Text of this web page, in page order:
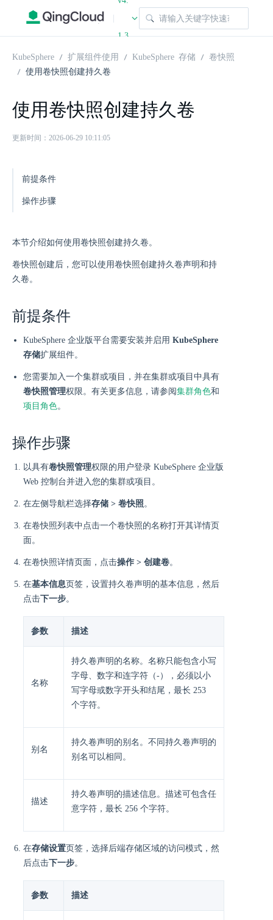
|
1.3
KubeSphere 扩展组件使用 KubeSphere 存储
卷快照
使用卷快照创建持久卷
使用卷快照创建持久卷
更新时间：2026-06-29 10:11:05
前提条件
操作步骤
本节介绍如何使用卷快照创建持久卷。
卷快照创建后，您可以使用卷快照创建持久卷声明和持
久卷。
前提条件
KubeSphere 企业版平台需要安装并启用 KubeSphere
存储扩展组件。
您需要加入一个集群或项目，并在集群或项目中具有
卷快照管理权限。有关更多信息，请参阅集群角色和
项目角色。
操作步骤
以具有卷快照管理权限的用户登录 KubeSphere 企业版
Web 控制台并进入您的集群或项目。
在左侧导航栏选择存储 > 卷快照。
在卷快照列表中点击一个卷快照的名称打开其详情页
面。
在卷快照详情页面，点击操作 > 创建卷。
在基本信息页签，设置持久卷声明的基本信息，然后
点击下一步。
参数 描述
名称
持久卷声明的名称。名称只能包含小写
字母、数字和连字符（-），必须以小
写字母或数字开头和结尾，最长 253
个字符。
别名
持久卷声明的别名。不同持久卷声明的
别名可以相同。
描述
持久卷声明的描述信息。描述可包含任
意字符，最长 256 个字符。
在存储设置页签，选择后端存储区域的访问模式，然
后点击下一步。
参数 描述